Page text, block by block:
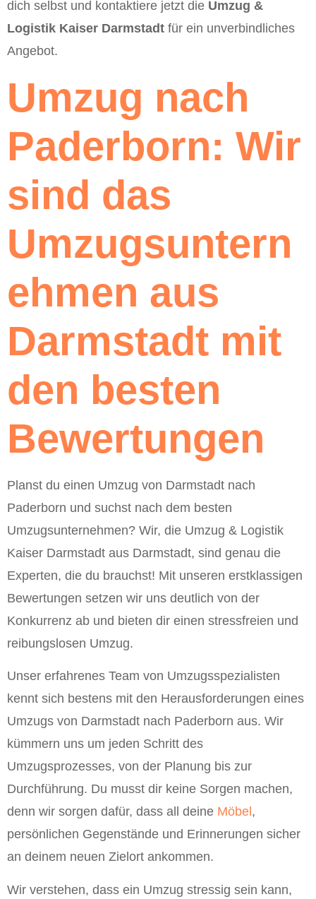
dich selbst und kontaktiere jetzt die Umzug &
Logistik Kaiser Darmstadt für ein unverbindliches
Angebot.
Umzug nach
Paderborn: Wir
sind das
Umzugsuntern
ehmen aus
Darmstadt mit
den besten
Bewertungen
Planst du einen Umzug von Darmstadt nach
Paderborn und suchst nach dem besten
Umzugsunternehmen? Wir, die Umzug & Logistik
Kaiser Darmstadt aus Darmstadt, sind genau die
Experten, die du brauchst! Mit unseren erstklassigen
Bewertungen setzen wir uns deutlich von der
Konkurrenz ab und bieten dir einen stressfreien und
reibungslosen Umzug.
Unser erfahrenes Team von Umzugsspezialisten
kennt sich bestens mit den Herausforderungen eines
Umzugs von Darmstadt nach Paderborn aus. Wir
kümmern uns um jeden Schritt des
Umzugsprozesses, von der Planung bis zur
Durchführung. Du musst dir keine Sorgen machen,
denn wir sorgen dafür, dass all deine Möbel ,
persönlichen Gegenstände und Erinnerungen sicher
an deinem neuen Zielort ankommen.
Wir verstehen, dass ein Umzug stressig sein kann,